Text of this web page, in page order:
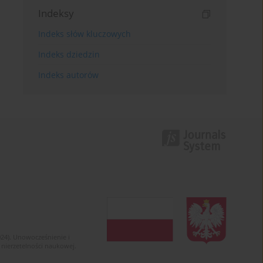
Indeksy
Indeks słów kluczowych
Indeks dziedzin
Indeks autorów